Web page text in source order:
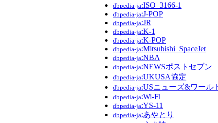
dbpedia-ja:ISO_3166-1
dbpedia-ja:J-POP
dbpedia-ja:JR
dbpedia-ja:K-1
dbpedia-ja:K-POP
dbpedia-ja:Mitsubishi_SpaceJet
dbpedia-ja:NBA
dbpedia-ja:NEWSポストセブン
dbpedia-ja:UKUSA協定
dbpedia-ja:USニューズ&ワール
dbpedia-ja:Wi-Fi
dbpedia-ja:YS-11
dbpedia-ja:あやとり